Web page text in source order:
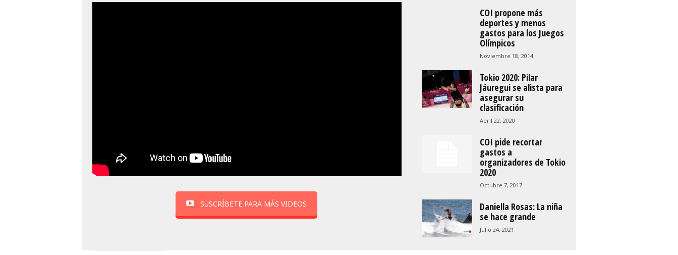
SUSCRÍBETE PARA MÁS VIDEOS
COI propone más
deportes y menos
gastos para los Juegos
Olímpicos
Noviembre 18, 2014
Tokio 2020: Pilar
Jáuregui se alista para
asegurar su
clasificación
Abril 22, 2020
COI pide recortar
gastos a
organizadores de Tokio
2020
Octubre 7, 2017
Daniella Rosas: La niña
se hace grande
Julio 24, 2021